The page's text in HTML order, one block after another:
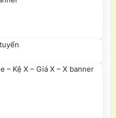
– Kệ X – Giá X – X banner